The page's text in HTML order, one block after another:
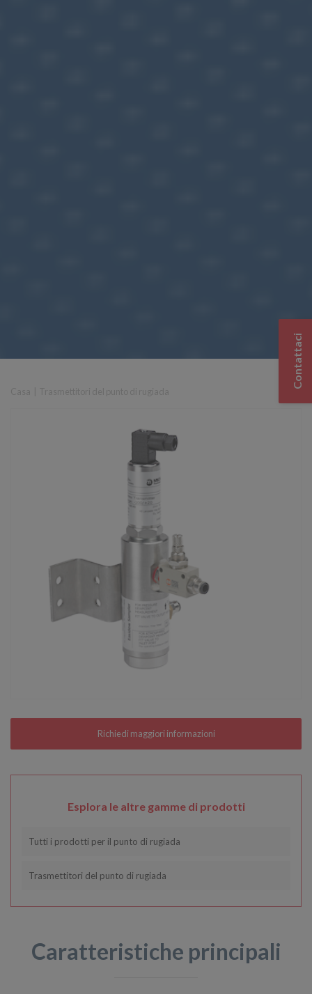
Esplora le altre gamme di prodotti
Tutti i prodotti per il punto di rugiada
Trasmettitori del punto di rugiada
Caratteristiche principali
Contattaci